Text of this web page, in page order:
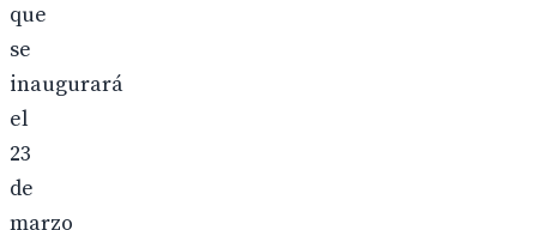
que
se
inaugurará
el
23
de
marzo